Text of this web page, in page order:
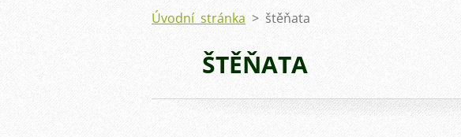
Úvodní stránka > štěňata
ŠTĚŇATA